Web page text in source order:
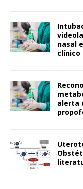
nasal
clínico
alerta